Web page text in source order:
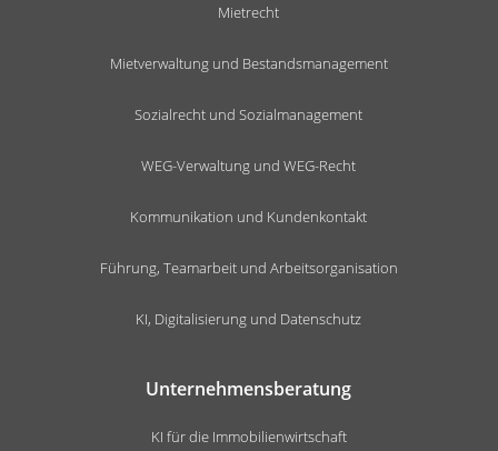
Mietrecht
Mietverwaltung und Bestandsmanagement
Sozialrecht und Sozialmanagement
WEG-Verwaltung und WEG-Recht
Kommunikation und Kundenkontakt
Führung, Teamarbeit und Arbeitsorganisation
KI, Digitalisierung und Datenschutz
Unternehmensberatung
KI für die Immobilienwirtschaft